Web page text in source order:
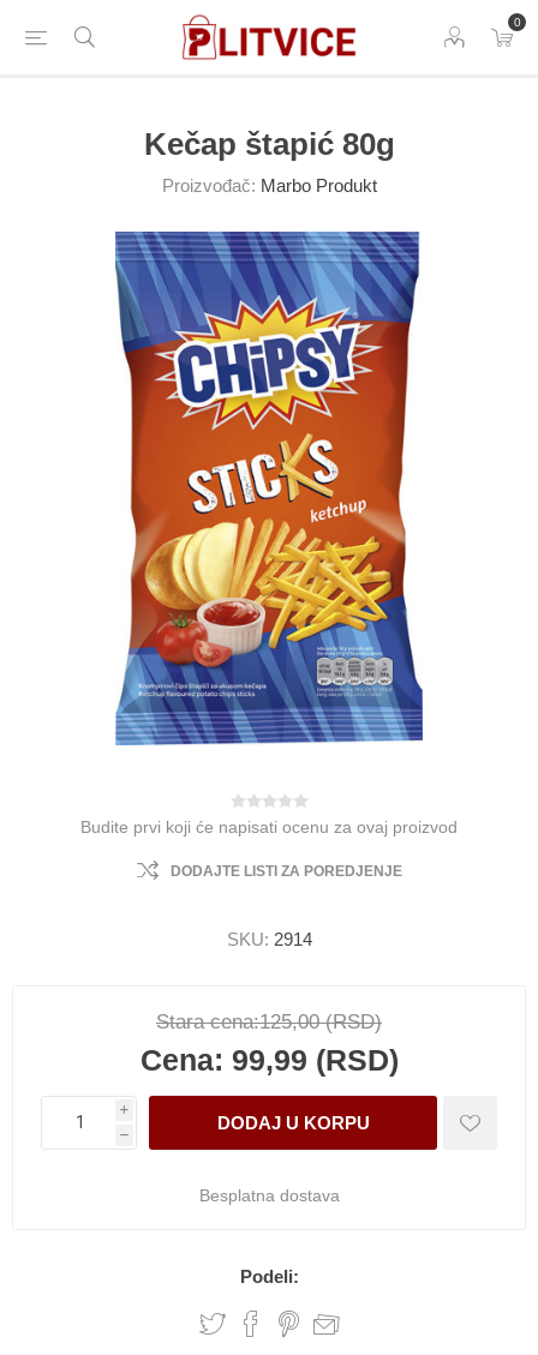
0
Kečap štapić 80g
Proizvođač: Marbo Produkt
Budite prvi koji će napisati ocenu za ovaj proizvod
DODAJTE LISTI ZA POREDJENJE
SKU: 2914
Stara cena:125,00 (RSD)
Cena: 99,99 (RSD)
i
h
Besplatna dostava
Podeli: